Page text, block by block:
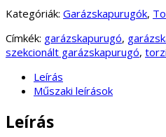
Kategóriák: Garázskapurugók,
Címkék: garázskapurugó,
szekcionált garázskapurugó,
Leírás
Műszaki leírások
Leírás